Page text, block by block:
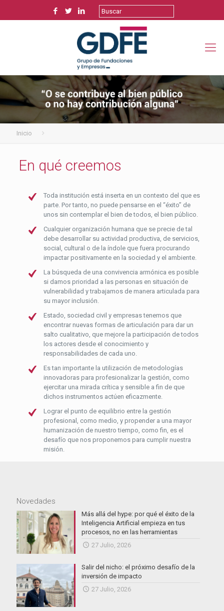
Inicio
En qué creemos
Toda institución está inserta en un contexto del que es
parte. Por tanto, no puede pensarse en el “éxito” de
unos sin contemplar el bien de todos, el bien público.
Cualquier organización humana que se precie de tal
debe desarrollar su actividad productiva, de servicios,
social, cultural o de la índole que fuera procurando
impactar positivamente en la sociedad y el ambiente.
La búsqueda de una convivencia armónica es posible
si damos prioridad a las personas en situación de
vulnerabilidad y trabajamos de manera articulada para
su mayor inclusión.
Estado, sociedad civil y empresas tenemos que
encontrar nuevas formas de articulación para dar un
salto cualitativo, que mejore la participación de todos
los actores desde el conocimiento y
responsabilidades de cada uno.
Es tan importante la utilización de metodologías
innovadoras para profesionalizar la gestión, como
ejercitar una mirada crítica y sensible a fin de que
dichos instrumentos actúen eficazmente.
Lograr el punto de equilibrio entre la gestión
profesional, como medio, y propender a una mayor
humanización de nuestro tiempo, como fin, es el
desafío que nos proponemos para cumplir nuestra
misión.
Novedades
Más allá del hype: por qué el éxito de la
Inteligencia Artificial empieza en tus
procesos, no en las herramientas
27 Julio, 2026
Salir del nicho: el próximo desafío de la
inversión de impacto
27 Julio, 2026